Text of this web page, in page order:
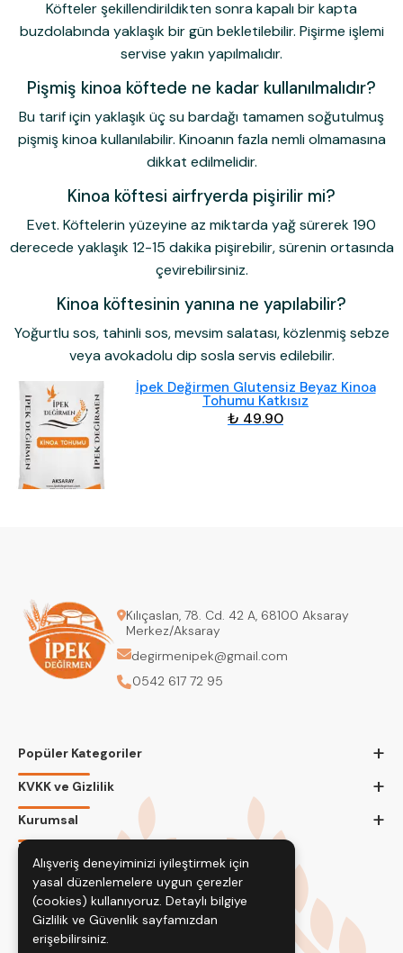
Köfteler şekillendirildikten sonra kapalı bir kapta
buzdolabında yaklaşık bir gün bekletilebilir. Pişirme işlemi
servise yakın yapılmalıdır.
Pişmiş kinoa köftede ne kadar kullanılmalıdır?
Bu tarif için yaklaşık üç su bardağı tamamen soğutulmuş
pişmiş kinoa kullanılabilir. Kinoanın fazla nemli olmamasına
dikkat edilmelidir.
Kinoa köftesi airfryerda pişirilir mi?
Evet. Köftelerin yüzeyine az miktarda yağ sürerek 190
derecede yaklaşık 12-15 dakika pişirebilir, sürenin ortasında
çevirebilirsiniz.
Kinoa köftesinin yanına ne yapılabilir?
Yoğurtlu sos, tahinli sos, mevsim salatası, közlenmiş sebze
veya avokadolu dip sosla servis edilebilir.
İpek Değirmen Glutensiz Beyaz Kinoa
Tohumu Katkısız
₺ 49.90
Kılıçaslan, 78. Cd. 42 A, 68100 Aksaray
Merkez/Aksaray
degirmenipek@gmail.com
0542 617 72 95
Popüler Kategoriler +
KVKK ve Gizlilik +
Kurumsal +
Bizi Takip Edin
Alışveriş deneyiminizi iyileştirmek için
yasal düzenlemelere uygun çerezler
(cookies) kullanıyoruz. Detaylı bilgiye
Gizlilik ve Güvenlik sayfamızdan
erişebilirsiniz.